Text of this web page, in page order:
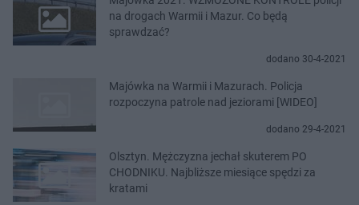
na drogach Warmii i Mazur. Co będą
sprawdzać?
dodano 30-4-2021
Majówka na Warmii i Mazurach. Policja
rozpoczyna patrole nad jeziorami [WIDEO]
dodano 29-4-2021
Olsztyn. Mężczyzna jechał skuterem PO
CHODNIKU. Najbliższe miesiące spędzi za
kratami